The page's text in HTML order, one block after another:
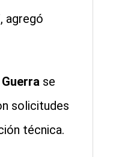
agregó
se
solicitudes
técnica.